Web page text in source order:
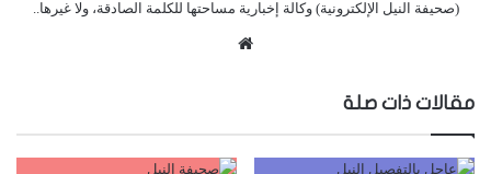
(صحيفة النيل الإلكترونية) وكالة إخبارية مساحتها للكلمة الصادقة، ولا غيرها..
مقالات ذات صلة